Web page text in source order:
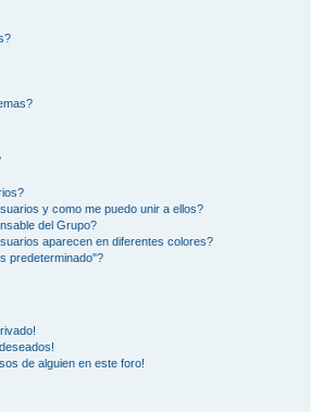
y como me puedo unir a ellos?
del Grupo?
aparecen en diferentes colores?
predeterminado"?
de alguien en este foro!